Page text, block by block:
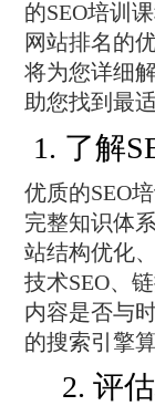
的SEO培训
网站排名的
将为您详细
助您找到最
1. 了解
优质的SEO
完整知识体
站结构优化
技术SEO、
内容是否与
的搜索引擎
2. 评